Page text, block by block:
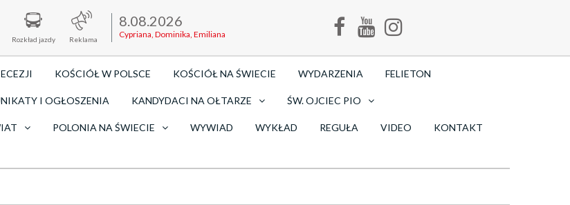
Rozkład jazdy Reklama
8.08.2026
Cypriana, Dominika, Emiliana
KOŚCIÓŁ W POLSCE KOŚCIÓŁ NA ŚWIECIE WYDARZENIA FELIETON
I OGŁOSZENIA KANDYDACI NA OŁTARZE ŚW. OJCIEC PIO
POLONIA NA ŚWIECIE WYWIAD WYKŁAD REGUŁA VIDEO KONTAKT